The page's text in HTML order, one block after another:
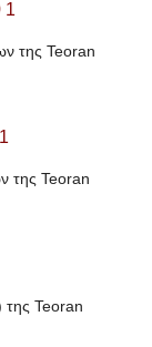
της Teoran
της Teoran
Teoran